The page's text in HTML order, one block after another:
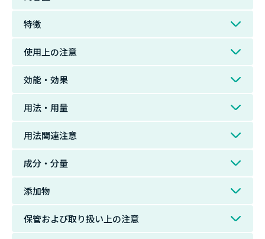
特徴
使用上の注意
効能・効果
用法・用量
用法関連注意
成分・分量
添加物
保管および取り扱い上の注意